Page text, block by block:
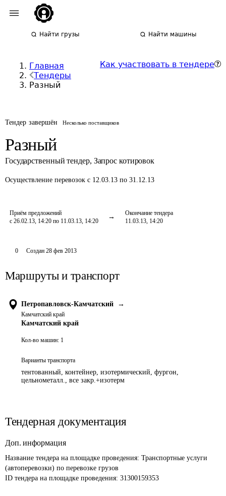
Найти грузы Найти машины
Главная
Тендеры
Разный
Как участвовать в тендере
Тендер завершён Несколько поставщиков
Разный
Государственный тендер, Запрос котировок
Осуществление перевозок с 12.03.13 по 31.12.13
Приём предложений
с 26.02.13, 14:20 по 11.03.13, 14:20
Окончание тендера
11.03.13, 14:20
0 Создан 28 фев 2013
Маршруты и транспорт
Петропавловск-Камчатский →
Камчатский край
Камчатский край
Кол-во машин: 1
Варианты транспорта
тентованный, контейнер, изотермический, фургон,
цельнометалл., все закр.+изотерм
Тендерная документация
Доп. информация
Название тендера на площадке проведения: Транспортные услуги
(автоперевозки) по перевозке грузов
ID тендера на площадке проведения: 31300159353